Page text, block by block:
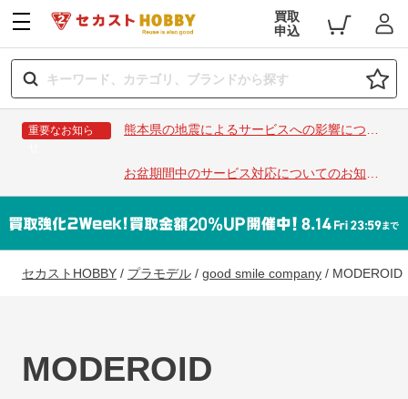
買取
申込
重要なお知ら
熊本県の地震によるサービスへの影響につい
て
お盆期間中のサービス対応についてのお知ら
せ
セカストHOBBY / プラモデル / good smile company / MODEROID
MODEROID